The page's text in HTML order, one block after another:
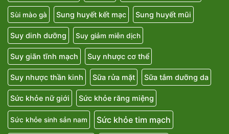
Sùi mào gà Sung huyết kết mạc Sung huyết mũi
Suy dinh dưỡng Suy giảm miễn dịch
Suy giãn tĩnh mạch Suy nhược cơ thể
Suy nhược thần kinh Sữa rửa mặt Sữa tắm dưỡng da
Sức khỏe nữ giới Sức khỏe răng miệng
Sức khỏe sinh sản nam Sức khỏe tim mạch